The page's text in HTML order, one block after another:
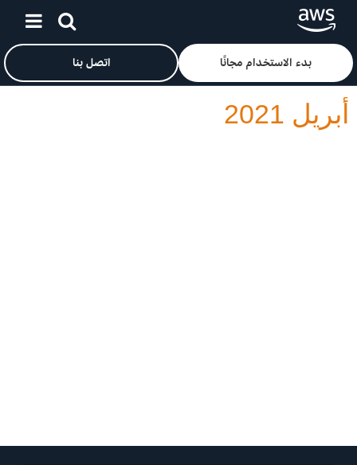
انتقل إلى المحتوى الرئيسي
انقر هنا للعودة إلى صفحة «خدمات أمازون على الويب» الرئيسية
بدء الاستخدام مجانًا اتصل بنا
أبريل 2021